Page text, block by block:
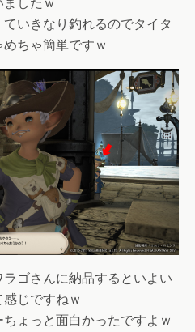
したｗ
いきなり釣れるのでタイタ
ちゃ簡単ですｗ
ゴさんに納品するといよい
じですねｗ
ょっと面白かったですよｗ